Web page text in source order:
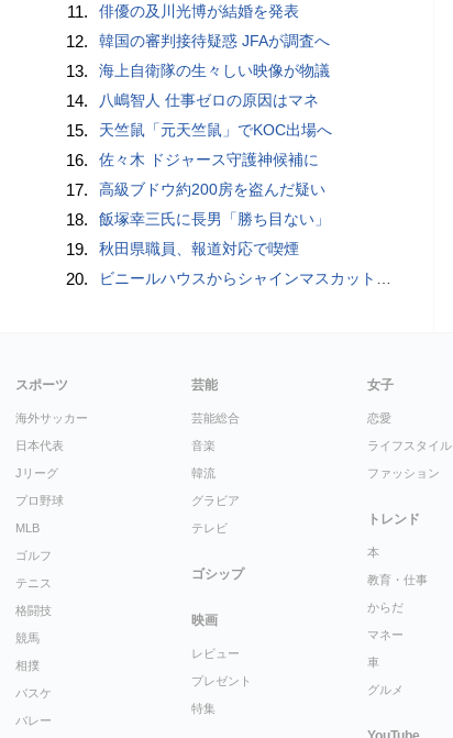
11. 俳優の及川光博が結婚を発表
12. 韓国の審判接待疑惑 JFAが調査へ
13. 海上自衛隊の生々しい映像が物議
14. 八嶋智人 仕事ゼロの原因はマネ
15. 天竺鼠「元天竺鼠」でKOC出場へ
16. 佐々木 ドジャース守護神候補に
17. 高級ブドウ約200房を盗んだ疑い
18. 飯塚幸三氏に長男「勝ち目ない」
19. 秋田県職員、報道対応で喫煙
20. ビニールハウスからシャインマスカット約200房を盗んだ疑い ネットで販売か 無職の男（42）逮捕 岡山県警
スポーツ
海外サッカー
日本代表
Jリーグ
プロ野球
MLB
ゴルフ
テニス
格闘技
競馬
相撲
バスケ
バレー
芸能
芸能総合
音楽
韓流
グラビア
テレビ
ゴシップ
映画
レビュー
プレゼント
特集
女子
恋愛
ライフスタイル
ファッション
トレンド
本
教育・仕事
からだ
マネー
車
グルメ